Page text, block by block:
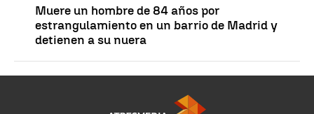
Muere un hombre de 84 años por
estrangulamiento en un barrio de Madrid y
detienen a su nuera